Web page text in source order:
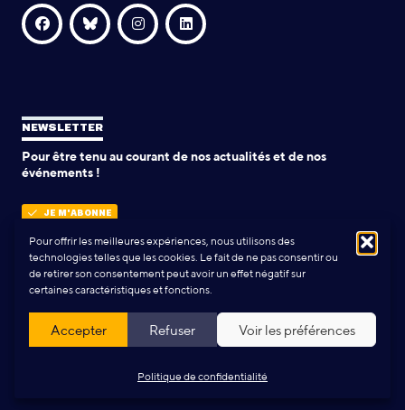
Pour offrir les meilleures expériences, nous utilisons des
technologies telles que les cookies. Le fait de ne pas consentir ou
de retirer son consentement peut avoir un effet négatif sur
certaines caractéristiques et fonctions.
Accepter Refuser Voir les préférences
Politique de confidentialité
NEWSLETTER
Pour être tenu au courant de nos actualités et de nos
événements !
JE M'ABONNE
POLITIQUE DE CONFIDENTIALITÉ
Thibaut Caroli